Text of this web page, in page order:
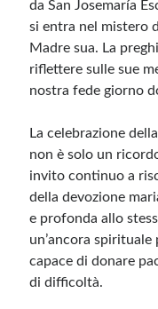
da San Josemaría
si entra nel mistero
Madre sua. La
riflettere sulle sue
nostra fede giorno
La celebrazione
non è solo un
invito continuo a
della devozione
e profonda allo
un’ancora
capace di donare
di difficoltà.